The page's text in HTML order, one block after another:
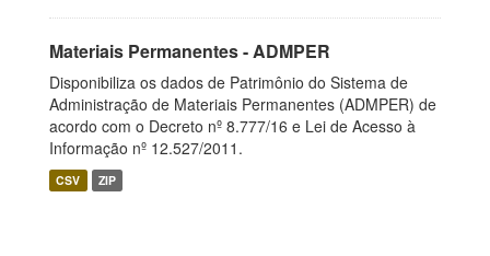
Materiais Permanentes - ADMPER
Disponibiliza os dados de Patrimônio do Sistema de
Administração de Materiais Permanentes (ADMPER) de
acordo com o Decreto nº 8.777/16 e Lei de Acesso à
Informação nº 12.527/2011.
CSV ZIP